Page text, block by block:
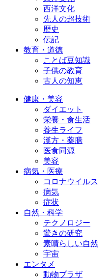
西洋文化
先人の超技術
歴史
伝記
教育・道徳
ことば豆知識
子供の教育
古人の知恵
健康・美容
ダイエット
栄養・食生活
養生ライフ
漢方・薬膳
医食同源
美容
病気・医療
コロナウイルス
病気
症状
自然・科学
テクノロジー
驚きの研究
素晴らしい自然
宇宙
エンタメ
動物プラザ